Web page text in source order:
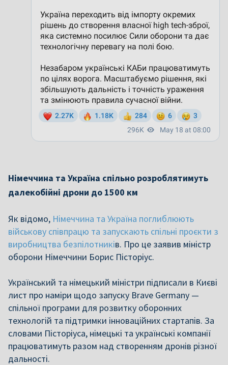
Німеччина та Україна спільно розроблятимуть
далекобійні дрони до 1500 км
Як відомо, Німеччина та Україна поглиблюють
військову співпрацю та запускають спільні проєкти з
виробництва безпілотників. Про це заявив міністр
оборони Німеччини Борис Пісторіус.
Український та німецький міністри підписали в Києві
лист про наміри щодо запуску Brave Germany —
спільної програми для розвитку оборонних
технологій та підтримки інноваційних стартапів. За
словами Пісторіуса, німецькі та українські компанії
працюватимуть разом над створенням дронів різної
дальності.